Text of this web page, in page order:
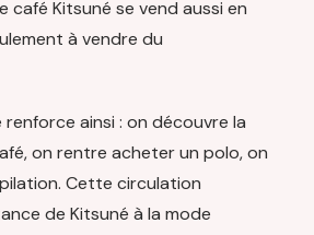
café Kitsuné se vend aussi en
à vendre du
renforce ainsi : on découvre la
on rentre acheter un polo, on
Cette circulation
de Kitsuné à la mode